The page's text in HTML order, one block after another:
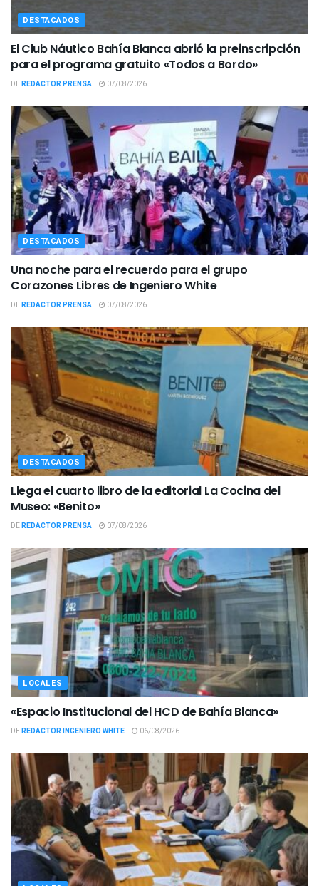
DESTACADOS
El Club Náutico Bahía Blanca abrió la preinscripción
para el programa gratuito «Todos a Bordo»
DEREDACTOR PRENSA 07/08/2026
DESTACADOS
Una noche para el recuerdo para el grupo
Corazones Libres de Ingeniero White
DEREDACTOR PRENSA 07/08/2026
DESTACADOS
Llega el cuarto libro de la editorial La Cocina del
Museo: «Benito»
DEREDACTOR PRENSA 07/08/2026
LOCALES
«Espacio Institucional del HCD de Bahía Blanca»
DEREDACTOR INGENIERO WHITE 06/08/2026